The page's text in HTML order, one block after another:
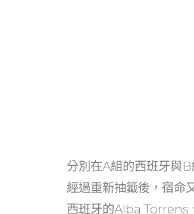
分別在A組的西班牙與
經過重新抽籤後，宿命
西班牙的Alba